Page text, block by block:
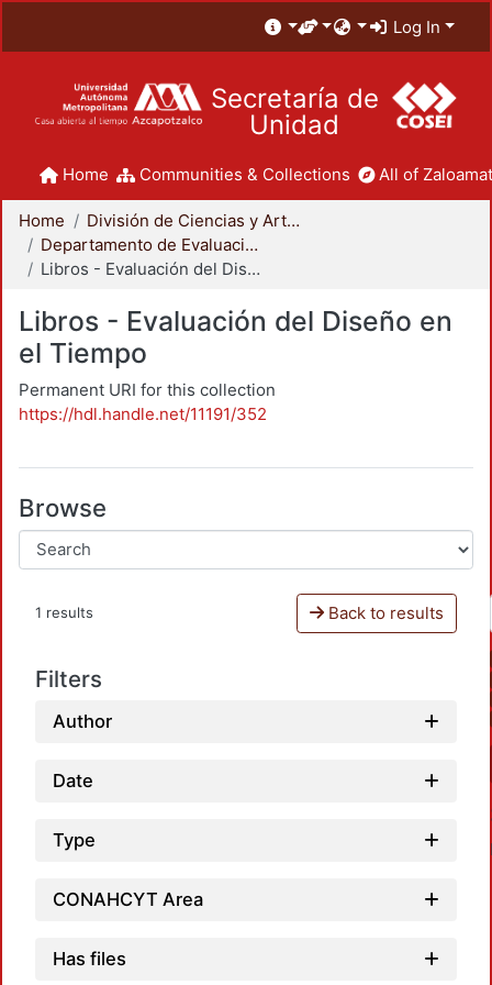
Log In
Secretaría de
Unidad
Home Communities & Collections All of
Home
División de Ciencias y Artes para el Diseño
Departamento de Evaluación del Diseño en el Tiempo
Libros - Evaluación del Diseño en el Tiempo
Libros - Evaluación del Diseño en
el Tiempo
Permanent URI for this collection
https://hdl.handle.net/11191/352
Browse
1 results Back to results
Filters
Author
Date
Type
CONAHCYT Area
Has files